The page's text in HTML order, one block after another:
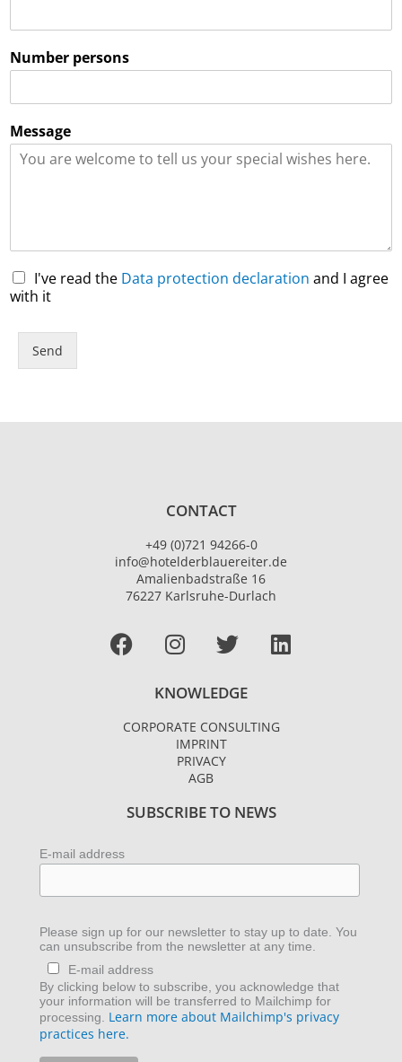
Number persons
Message
I've read the Data protection declaration and I agree
with it
Send
CONTACT
+49 (0)721 94266-0
info@hotelderblauereiter.de
Amalienbadstraße 16
76227 Karlsruhe-Durlach
Facebook
I
n
t
a
g
r
m
T
w
t
t
e
L
i
e
KNOWLEDGE
CORPORATE CONSULTING
IMPRINT
PRIVACY
AGB
SUBSCRIBE TO NEWS
E-mail address
Please sign up for our newsletter to stay up to date. You
can unsubscribe from the newsletter at any time.
E-mail address
By clicking below to subscribe, you acknowledge that
your information will be transferred to Mailchimp for
processing. Learn more about Mailchimp's privacy
practices here.